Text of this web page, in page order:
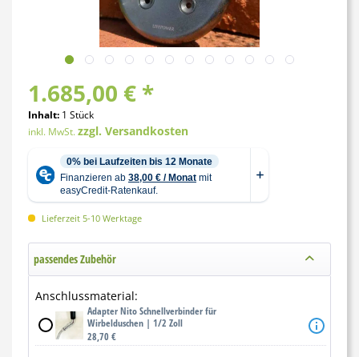
1.685,00 € *
Inhalt: 1 Stück
inkl. MwSt.zzgl. Versandkosten
Lieferzeit 5-10 Werktage
passendes Zubehör
Anschlussmaterial:
Adapter Nito Schnellverbinder für
Wirbelduschen | 1/2 Zoll
28,70 €